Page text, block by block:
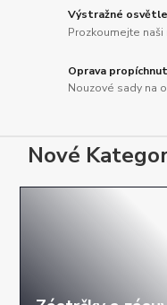
Výstražné
Prozkoumejte naši
Oprava
Nouzové sady na
Nové